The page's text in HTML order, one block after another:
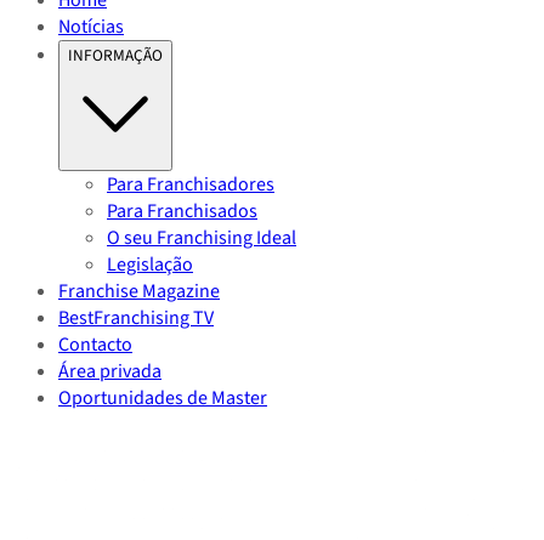
Notícias
INFORMAÇÃO
Para Franchisadores
Para Franchisados
O seu Franchising Ideal
Legislação
Franchise Magazine
BestFranchising TV
Contacto
Área privada
Oportunidades de Master